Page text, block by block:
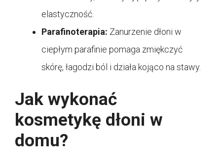
elastyczność.
Parafinoterapia: Zanurzenie dłoni w
ciepłym parafinie pomaga zmiękczyć
skórę, łagodzi ból i działa kojąco na stawy.
Jak wykonać
kosmetykę dłoni w
domu?